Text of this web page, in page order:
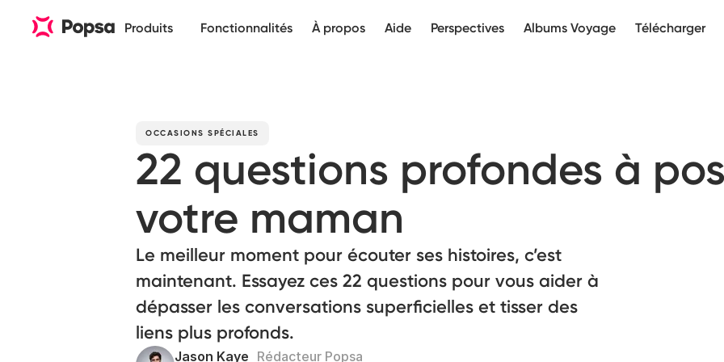
Produits Fonctionnalités À propos Aide Perspectives Albums Voyage Télécharger
OCCASIONS SPÉCIALES
22 questions profondes à
votre maman
Le meilleur moment pour écouter ses histoires, c’est
maintenant. Essayez ces 22 questions pour vous aider à
dépasser les conversations superficielles et tisser des
liens plus profonds.
Jason Kaye Rédacteur Popsa